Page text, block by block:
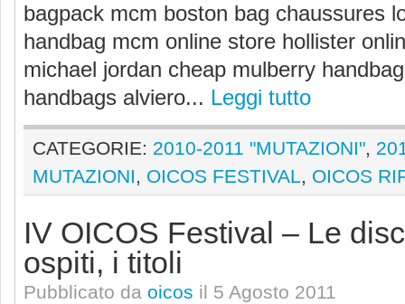
bagpack mcm boston bag chaussures
handbag mcm online store hollister
michael jordan cheap mulberry
handbags alviero... Leggi tutto
CATEGORIE: 2010-2011 "MUTAZIONI",
MUTAZIONI, OICOS FESTIVAL, OICOS
IV OICOS Festival – Le
ospiti, i titoli
Pubblicato da oicos il 5 Agosto 2011